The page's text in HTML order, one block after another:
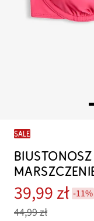
SALE
39,99 zł -11%
44,99 zł